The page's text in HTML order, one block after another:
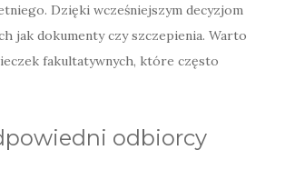
Dzięki wcześniejszym decyzjom
jak dokumenty czy szczepienia. Warto
fakultatywnych, które często
odbiorcy